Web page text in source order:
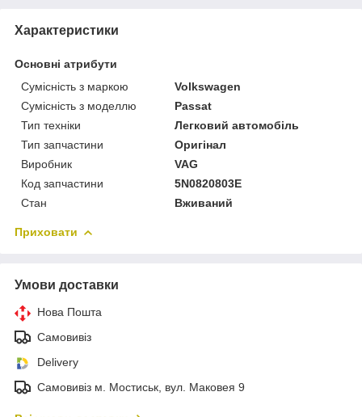
Характеристики
Основні атрибути
Сумісність з маркою
Volkswagen
Сумісність з моделлю
Passat
Тип техніки
Легковий автомобіль
Тип запчастини
Оригінал
Виробник
VAG
Код запчастини
5N0820803E
Стан
Вживаний
Приховати
Умови доставки
Нова Пошта
Самовивіз
Delivery
Самовивіз м. Мостиськ, вул. Маковея 9